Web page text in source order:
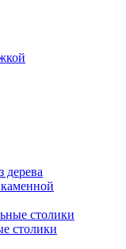
дерева
столики
столики